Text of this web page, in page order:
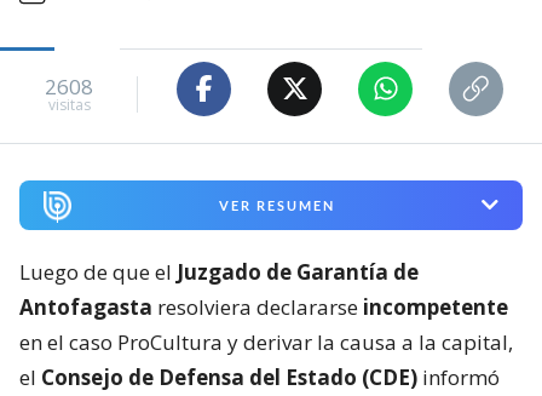
2608
visitas
VER RESUMEN
Luego de que el Juzgado de Garantía de
Antofagasta resolviera declararse incompetente
en el caso ProCultura y derivar la causa a la capital,
el Consejo de Defensa del Estado (CDE) informó